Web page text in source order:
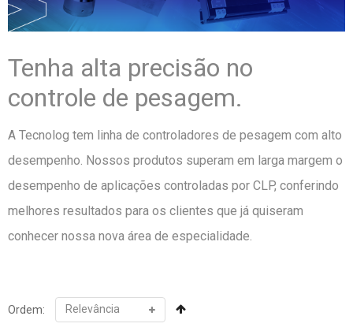
Tenha alta precisão no
controle de pesagem.
A Tecnolog tem linha de controladores de pesagem com alto
desempenho. Nossos produtos superam em larga margem o
desempenho de aplicações controladas por CLP, conferindo
melhores resultados para os clientes que já quiseram
conhecer nossa nova área de especialidade.
Ordem: